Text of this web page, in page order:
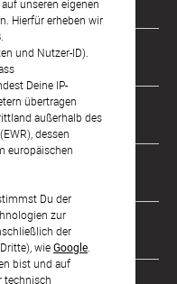
unseren eigenen
Hierfür erheben wir
und Nutzer-ID).
Deine IP-
übertragen
außerhalb des
dessen
europäischen
Du der
zur
der
wieGoogle
bist und auf
technisch